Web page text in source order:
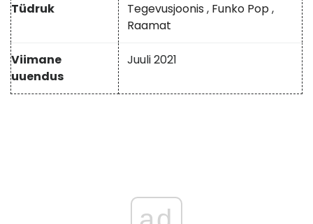
Tüdruk Tegevusjoonis , Funko Pop,
Raamat
Viimane
uuendus
Juuli 2021